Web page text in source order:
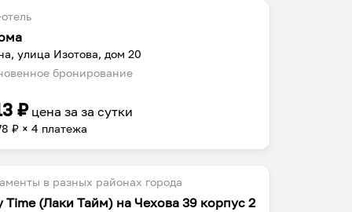
улица Изотова, дом 20
бронирование
₽ цена заза сутки
₽ × 4 платежа
в разных районах города
Time (Лаки Тайм) на Чехова 39 корпус 2